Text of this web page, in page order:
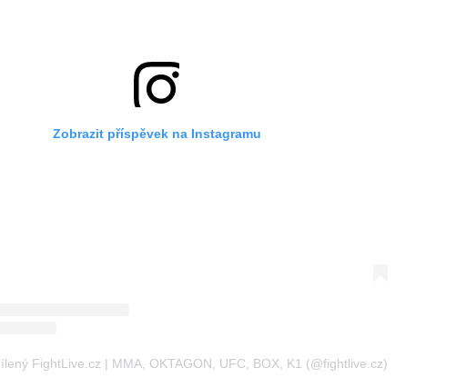
Zobrazit příspěvek na Instagramu
FightLive.cz | MMA, OKTAGON, UFC, BOX, K1 (@fightlive.cz)